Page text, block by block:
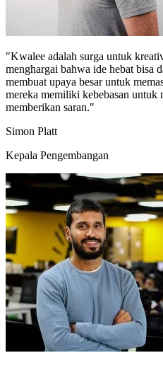
"Kwalee adalah surga untuk
menghargai bahwa ide hebat bisa
membuat upaya besar untuk
mereka memiliki kebebasan untuk
memberikan saran."
Simon Platt
Kepala Pengembangan